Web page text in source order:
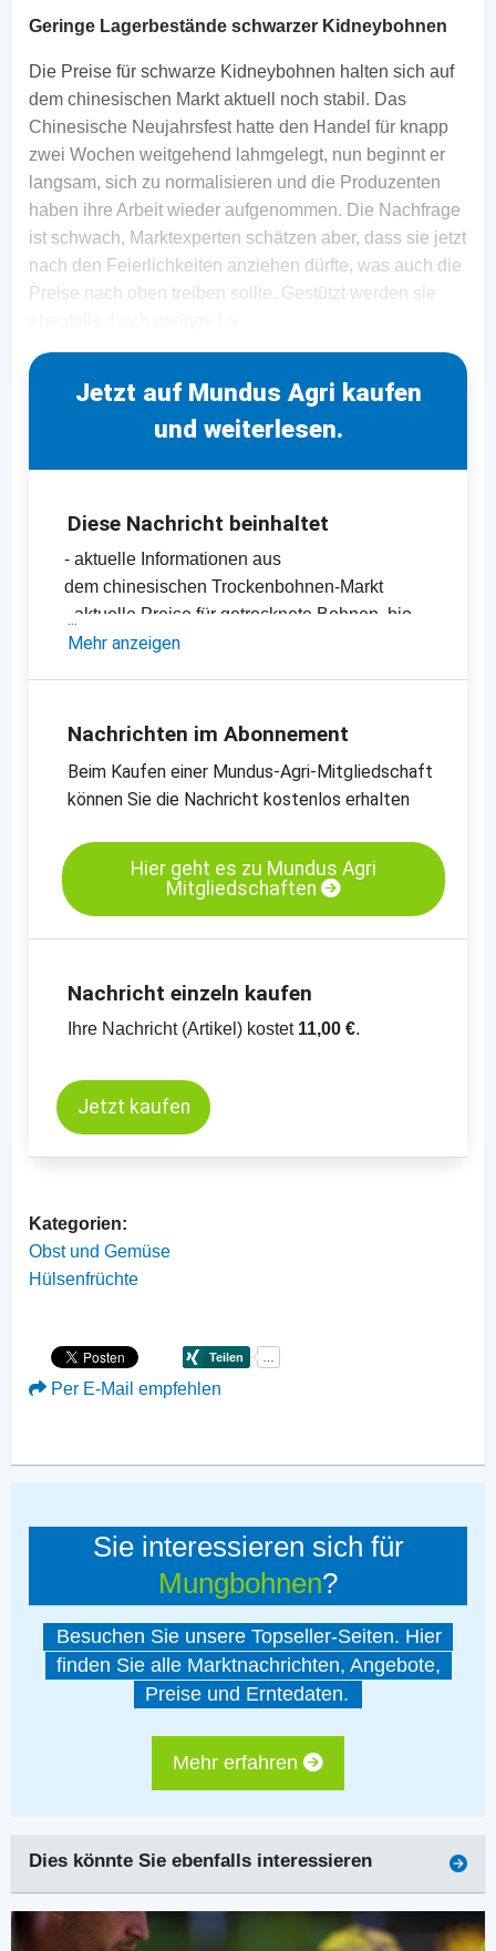
Geringe Lagerbestände schwarzer Kidneybohnen
Die Preise für schwarze Kidneybohnen halten sich auf
dem chinesischen Markt aktuell noch stabil. Das
Chinesische Neujahrsfest hatte den Handel für knapp
zwei Wochen weitgehend lahmgelegt, nun beginnt er
langsam, sich zu normalisieren und die Produzenten
haben ihre Arbeit wieder aufgenommen. Die Nachfrage
ist schwach, Marktexperten schätzen aber, dass sie jetzt
nach den Feierlichkeiten anziehen dürfte, was auch die
Preise nach oben treiben sollte. Gestützt werden sie
Jetzt auf Mundus Agri kaufen
und weiterlesen.
Diese Nachricht beinhaltet
- aktuelle Informationen aus
dem chinesischen Trockenbohnen-Markt
- aktuelle Preise für getrocknete Bohnen, bio
und konventionell
Mehr anzeigen
Nachrichten im Abonnement
Beim Kaufen einer Mundus-Agri-Mitgliedschaft
können Sie die Nachricht kostenlos erhalten
Hier geht es zu Mundus Agri
Mitgliedschaften
Nachricht einzeln kaufen
Ihre Nachricht (Artikel) kostet 11,00 €.
Jetzt kaufen
Kategorien:
Obst und Gemüse
Hülsenfrüchte
Per E-Mail empfehlen
Sie interessieren sich für
Mungbohnen?
Besuchen Sie unsere Topseller-Seiten. Hier
finden Sie alle Marktnachrichten, Angebote,
Preise und Erntedaten.
Mehr erfahren
Dies könnte Sie ebenfalls interessieren